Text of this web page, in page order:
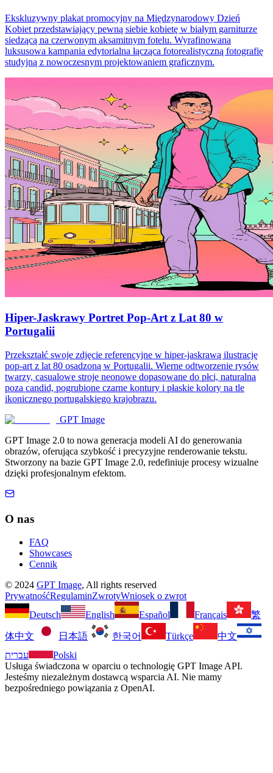
Ekskluzywny plakat promocyjny na Międzynarodowy Dzień
Kobiet przedstawiający pewną siebie kobietę w białym garniturze
siedzącą na czerwonym aksamitnym fotelu. Wyrafinowana
luksusowa kampania edytorialna łącząca fotorealistyczną fotografię
studyjną z nowoczesnym projektowaniem graficznym.
Hiper-Jaskrawy Portret Pop-Art z Lat 80 w
Portugalii
Przekształć swoje zdjęcie referencyjne w hiper-jaskrawą ilustrację
pop-art z lat 80 osadzoną w Portugalii. Wierne odtworzenie rysów
twarzy, casualowe stroje neonowe dopasowane do płci, naturalna
poza candid, pogrubione czarne kontury i płaskie kolory na tle
ikonicznego portugalskiego krajobrazu.
GPT Image
GPT Image 2.0 to nowa generacja modeli AI do generowania
obrazów, oferująca szybkość i precyzyjne renderowanie tekstu.
Stworzony na bazie GPT Image 2.0, redefiniuje procesy wizualne
dzięki profesjonalnym efektom.
O nas
FAQ
Showcases
Cennik
© 2024 GPT Image, All rights reserved
PrywatnośćRegulaminZwrotyWniosek o zwrot
Deutsch
English Español Français 繁
体中文 日本語 한국어 Türkçe
中文
עברית
Polski
Usługa świadczona w oparciu o technologię GPT Image API.
Jesteśmy niezależnym dostawcą wsparcia AI. Nie mamy
bezpośredniego powiązania z OpenAI.